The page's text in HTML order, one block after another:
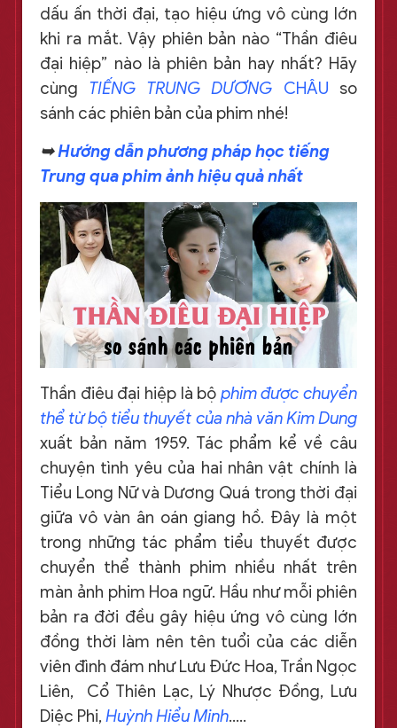
dấu ấn thời đại, tạo hiệu ứng vô cùng lớn
khi ra mắt. Vậy phiên bản nào “Thần điêu
đại hiệp” nào là phiên bản hay nhất? Hãy
cùng TIẾNG TRUNG DƯƠNG CHÂU so
sánh các phiên bản của phim nhé!
➥Hướng dẫn phương pháp học tiếng
Trung qua phim ảnh hiệu quả nhất
Thần điêu đại hiệp là bộ phim được chuyển
thể từ bộ tiểu thuyết của nhà văn Kim Dung
xuất bản năm 1959. Tác phẩm kể về câu
chuyện tình yêu của hai nhân vật chính là
Tiểu Long Nữ và Dương Quá trong thời đại
giữa vô vàn ân oán giang hồ. Đây là một
trong những tác phẩm tiểu thuyết được
chuyển thể thành phim nhiều nhất trên
màn ảnh phim Hoa ngữ. Hầu như mỗi phiên
bản ra đời đều gây hiệu ứng vô cùng lớn
đồng thời làm nên tên tuổi của các diễn
viên đình đám như Lưu Đức Hoa, Trần Ngọc
Liên, Cổ Thiên Lạc, Lý Nhược Đồng, Lưu
Diệc Phi, Huỳnh Hiểu Minh…..